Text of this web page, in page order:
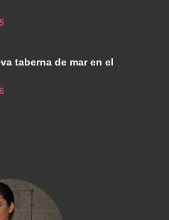
taberna de mar en el